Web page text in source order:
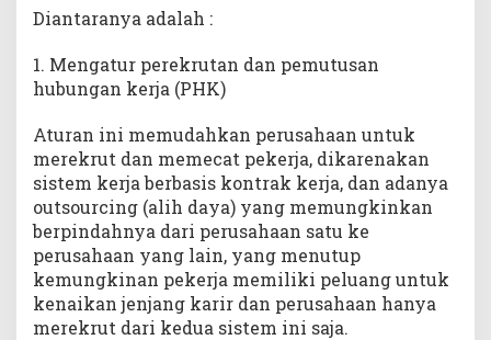
Diantaranya adalah :
1. Mengatur perekrutan dan pemutusan
hubungan kerja (PHK)
Aturan ini memudahkan perusahaan untuk
merekrut dan memecat pekerja, dikarenakan
sistem kerja berbasis kontrak kerja, dan adanya
outsourcing (alih daya) yang memungkinkan
berpindahnya dari perusahaan satu ke
perusahaan yang lain, yang menutup
kemungkinan pekerja memiliki peluang untuk
kenaikan jenjang karir dan perusahaan hanya
merekrut dari kedua sistem ini saja.